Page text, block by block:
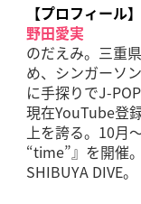
【プロフィール】
野田愛実
のだえみ。三重
め、シンガーソ
に手探りでJ-
現在YouTube登
上を誇る。10月
“time”』を開催
SHIBUYA DIVE。